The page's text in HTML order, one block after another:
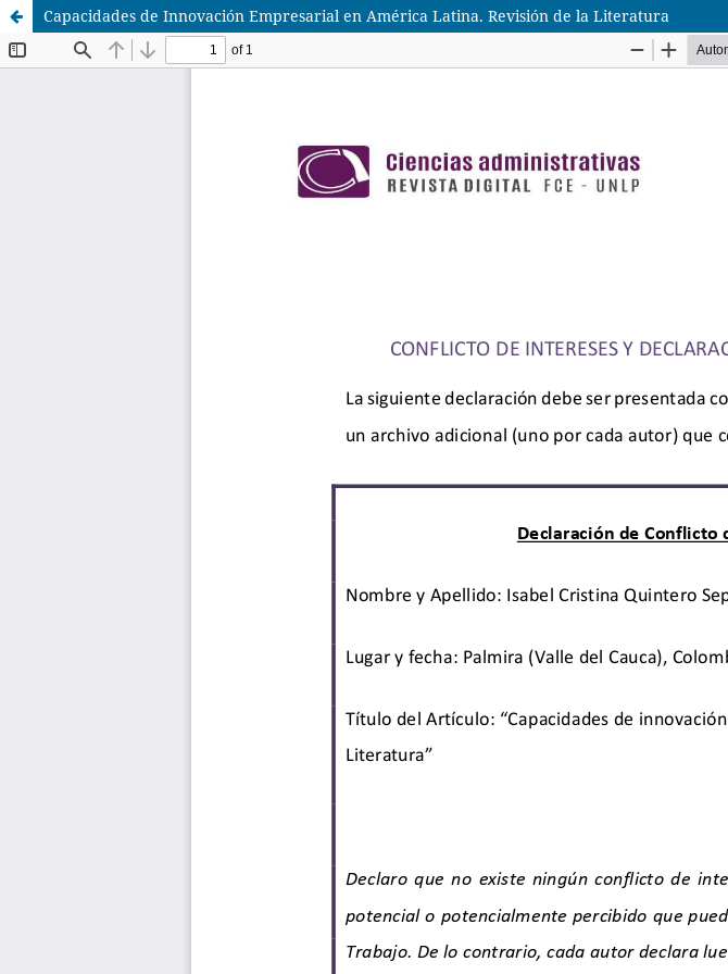
Capacidades de Innovación Empresarial en América Latina. Revisión de la Literatura